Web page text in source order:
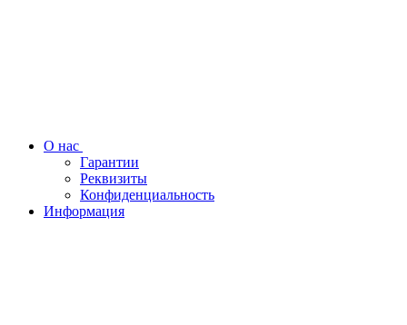
О нас
Гарантии
Реквизиты
Конфиденциальность
Информация